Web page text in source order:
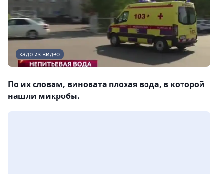
кадр из видео
По их словам, виновата плохая вода, в которой
нашли микробы.